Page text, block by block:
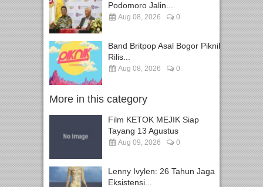
Podomoro Jalin...
Aug 08, 2026 0
Band Britpop Asal Bogor Piknik
Rilis...
Aug 08, 2026 0
More in this category
Film KETOK MEJIK Siap
Tayang 13 Agustus
Aug 09, 2026 0
Lenny Ivylen: 26 Tahun Jaga
Eksistensi...